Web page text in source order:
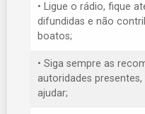
• Ligue o rádio, fique
difundidas e não
boatos;
• Siga sempre as
autoridades
ajudar;